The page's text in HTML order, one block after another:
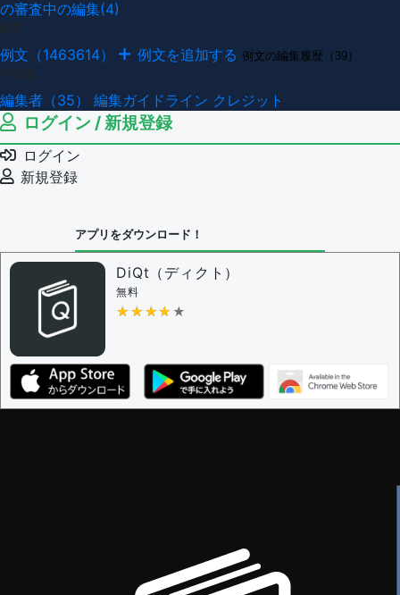
の審査中の編集(4)
例文（1463614） 例文を追加する 例文の編集履歴（39）
編集者（35） 編集ガイドライン クレジット
ログイン / 新規登録
ログイン
新規登録
アプリをダウンロード！
DiQt（ディクト）
無料
★★★★★
★★★★★